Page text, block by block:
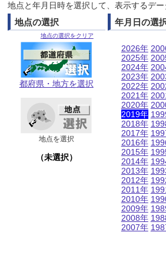
地点と年月日時を選択して、表示するデ
地点の選択
地点の選択をクリア
都府県・地方を選択
地点を選択
（未選択）
年月日の選
2026年
2025年
2024年
2023年
2022年
2021年
2020年
2019年
2018年
2017年
2016年
2015年
2014年
2013年
2012年
2011年
2010年
2009年
2008年
2007年